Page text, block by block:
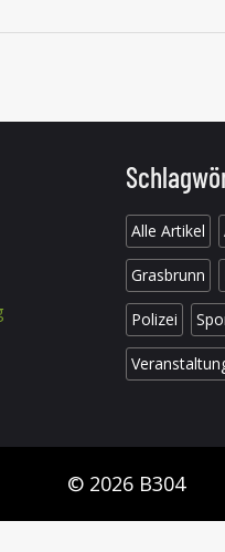
Alle Artikel
Grasbrunn
Polizei
© 2026 B304